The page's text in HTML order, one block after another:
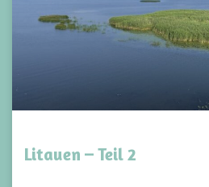
Litauen – Teil 2